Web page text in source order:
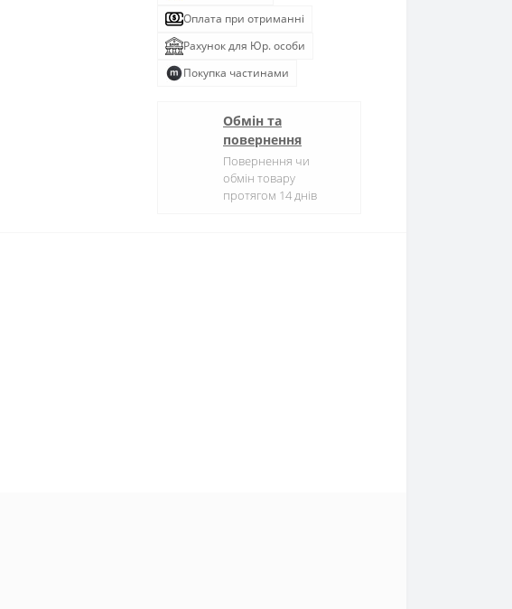
Оплата при отриманні
Рахунок для Юр. особи
Покупка частинами
Обмін та
повернення
Повернення чи
обмін товару
протягом 14 днів